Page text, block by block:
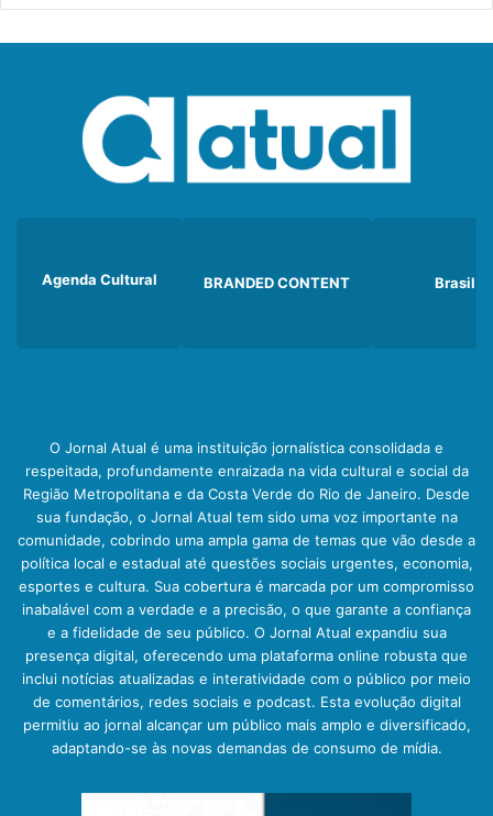
Agenda Cultural BRANDED CONTENT Brasil
O Jornal Atual é uma instituição jornalística consolidada e
respeitada, profundamente enraizada na vida cultural e social da
Região Metropolitana e da Costa Verde do Rio de Janeiro. Desde
sua fundação, o Jornal Atual tem sido uma voz importante na
comunidade, cobrindo uma ampla gama de temas que vão desde a
política local e estadual até questões sociais urgentes, economia,
esportes e cultura. Sua cobertura é marcada por um compromisso
inabalável com a verdade e a precisão, o que garante a confiança
e a fidelidade de seu público. O Jornal Atual expandiu sua
presença digital, oferecendo uma plataforma online robusta que
inclui notícias atualizadas e interatividade com o público por meio
de comentários, redes sociais e podcast. Esta evolução digital
permitiu ao jornal alcançar um público mais amplo e diversificado,
adaptando-se às novas demandas de consumo de mídia.